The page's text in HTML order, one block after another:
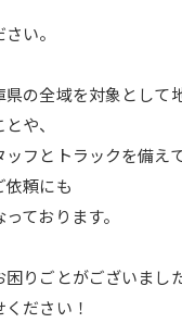
い。
県の全域を対象として
や、
ッフとトラックを備え
依頼にも
ております。
困りごとがございまし
ださい！